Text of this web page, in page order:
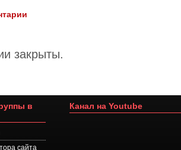
закрыты.
в
сайта
Канал на Youtube